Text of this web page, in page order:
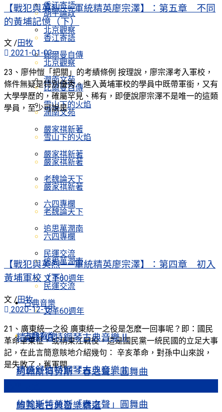
香江寄語
北京觀察
比爾曼自傳
潤南文苑
雪山下的火焰
嚴家祺新著
嚴家祺新著
老魏論天下
六四專欄
追思萬潤南
民運交流
文革60週年
古典音樂
精選舒伯特鋼琴古典音樂Ⅱ
約翰斯特勞斯「春之聲」圓舞曲
維瓦地古典音樂精選
胡平論政
香江寄語
北京觀察
比爾曼自傳
潤南文苑
雪山下的火焰
嚴家祺新著
嚴家祺新著
老魏論天下
六四專欄
追思萬潤南
民運交流
文革60週年
古典音樂
精選舒伯特鋼琴古典音樂Ⅱ
約翰斯特勞斯「春之聲」圓舞曲
【戰犯與英烈——軍統精英廖宗澤】：第五章 不同
的黃埔記憶（下）
文 /田牧
2021-01-03
23、廖仲愷「把關」的考績條例 按理說，廖宗澤考入軍校，
條件無疑是特別優秀。進入黃埔軍校的學員中既帶軍銜，又有
大學學歷的，確屬罕見、稀有，即便說廖宗澤不是唯一的這類
學員，至少可說是 ...
【戰犯與英烈——軍統精英廖宗澤】：第四章 初入
黃埔軍校（下）
文 /田牧
2020-12-18
21、廣東統一之役 廣東統一之役是怎麽一回事呢？即：國民
革命軍東征，或稱東江戰役。這是國民黨一統民國的立足大事
記，在此言簡意賅地介紹幾句： 辛亥革命，對孫中山來說，
是失敗了，舊軍閥 ...